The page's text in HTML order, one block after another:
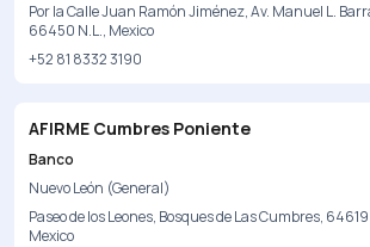
Por la Calle Juan Ramón Jiménez, Av. Manuel L.
66450 N.L., Mexico
+52 81 8332 3190
AFIRME Cumbres Poniente
Banco
Nuevo León (General)
Paseo de los Leones, Bosques de Las Cumbres,
Mexico